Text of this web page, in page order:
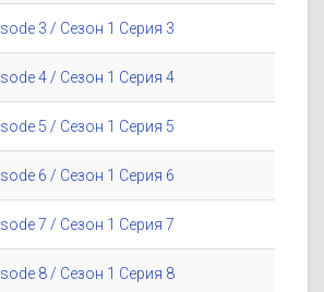
3 / Сезон 1 Серия 3
4 / Сезон 1 Серия 4
5 / Сезон 1 Серия 5
6 / Сезон 1 Серия 6
7 / Сезон 1 Серия 7
8 / Сезон 1 Серия 8